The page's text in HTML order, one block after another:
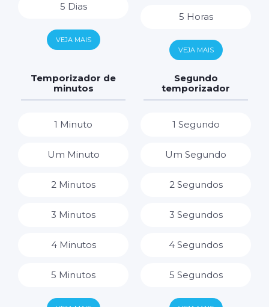
5 Dias
6 Dias
VEJA MAIS
5 Horas
6 Horas
7 Horas
VEJA MAIS
Temporizador de
minutos
1 Minuto
Um Minuto
2 Minutos
3 Minutos
4 Minutos
5 Minutos
Segundo
temporizador
1 Segundo
Um Segundo
2 Segundos
3 Segundos
4 Segundos
5 Segundos